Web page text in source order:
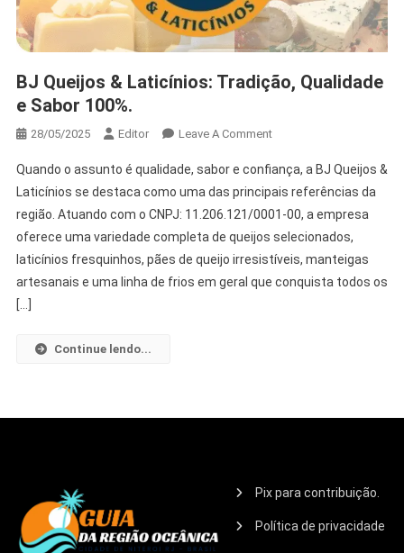
BJ Queijos & Laticínios: Tradição, Qualidade
e Sabor 100%.
28/05/2025 Editor Leave A Comment
Quando o assunto é qualidade, sabor e confiança, a BJ Queijos &
Laticínios se destaca como uma das principais referências da
região. Atuando com o CNPJ: 11.206.121/0001-00, a empresa
oferece uma variedade completa de queijos selecionados,
laticínios fresquinhos, pães de queijo irresistíveis, manteigas
artesanais e uma linha de frios em geral que conquista todos os
[…]
Continue lendo...
Pix para contribuição.
Política de privacidade